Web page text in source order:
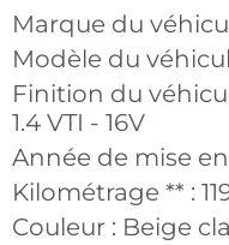
Marque du
Modèle du
Finition du
1.4 VTI - 16V
Année de mise
Kilométrage ** :
Couleur : Beige